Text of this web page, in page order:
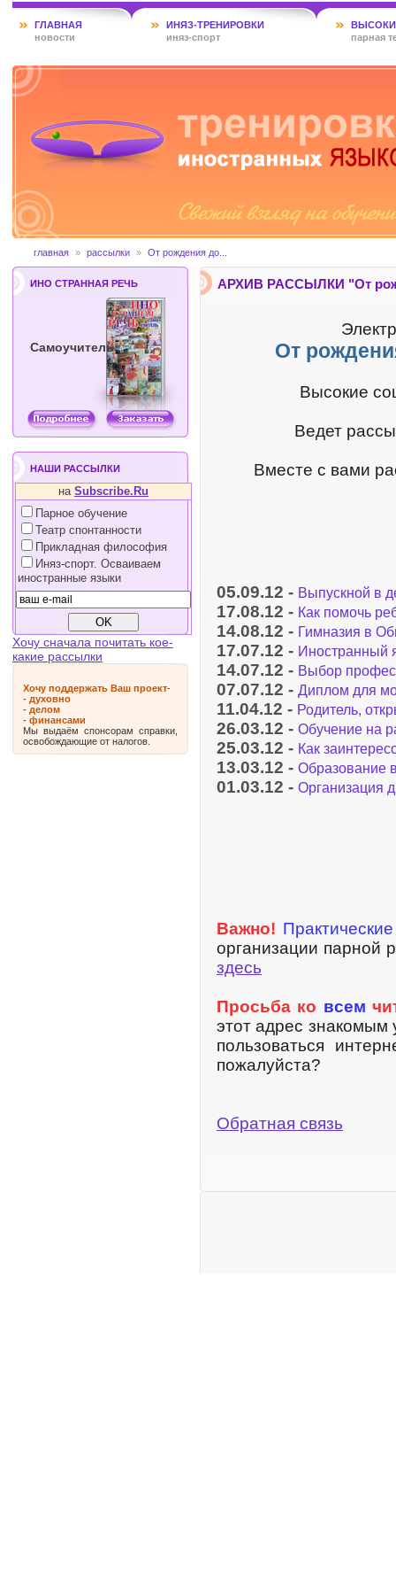
ГЛАВНАЯ
новости
ИНЯЗ-ТРЕНИРОВКИ
иняз-спорт
парная
главная » рассылки » От рождения до...
ИНО СТРАННАЯ РЕЧЬ
Самоучитель
НАШИ РАССЫЛКИ
на Subscribe.Ru
Парное обучение
Театр спонтанности
Прикладная философия
Иняз-спорт. Осваиваем
иностранные языки
Хочу сначала почитать кое-
какие рассылки
Хочу поддержать Ваш проект-
- духовно
- делом
- финансами
Мы выдаём спонсорам справки,
освобождающие от налогов.
АРХИВ РАССЫЛКИ "От
От
Высокие
Ведет
Вместе с вами
05.09.12 - Выпускной в
17.08.12 - Как помочь
14.08.12 - Гимназия в
17.07.12 - Иностранный
14.07.12 - Выбор
07.07.12 - Диплом для
11.04.12 - Родитель,
26.03.12 - Обучение на
25.03.12 - Как
13.03.12 - Образование
01.03.12 - Организация
Важно!
организации парной
здесь
Просьба ко всем
этот адрес
пользоваться
пожалуйста?
Обратная связь